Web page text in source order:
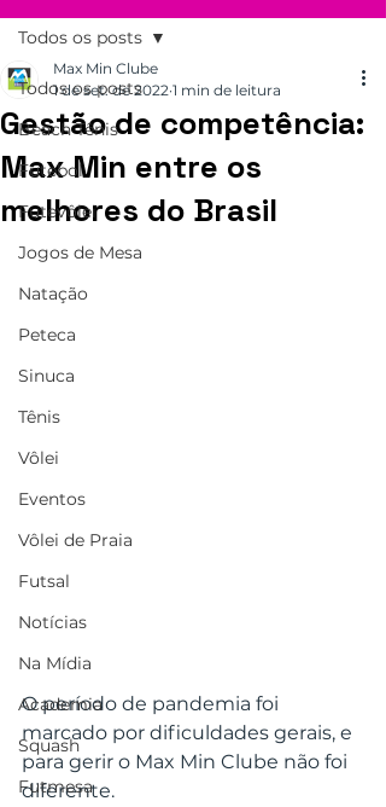
Todos os posts
Beach Tênis
Futebol
Futevôlei
Jogos de Mesa
Natação
Peteca
Sinuca
Tênis
Vôlei
Eventos
Vôlei de Praia
Futsal
Notícias
Na Mídia
Academia
Squash
Futmesa
Todos os posts
Gestão de competência:
Max Min entre os
melhores do Brasil
Max Min Clube
1 de set. de 2022 1 min de leitura
O período de pandemia foi
marcado por dificuldades gerais, e
para gerir o Max Min Clube não foi
diferente.